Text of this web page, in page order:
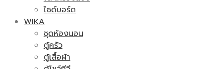
ไซด์บอร์ด
WIKA
ชุดห้องนอน
ตู้ครัว
ตู้เสื้อผ้า